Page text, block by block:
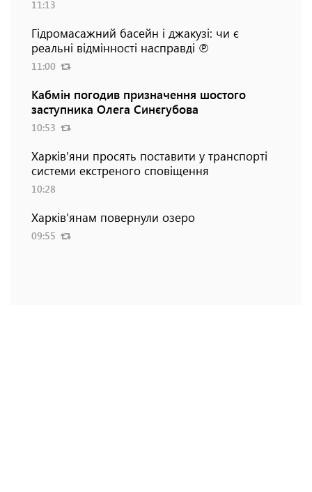
11:13
Гідромасажний басейн і джакузі: чи є
реальні відмінності насправді ℗
11:00
Кабмін погодив призначення шостого
заступника Олега Синєгубова
10:53
Харків'яни просять поставити у транспорті
системи екстреного сповіщення
10:28
Харків'янам повернули озеро
09:55